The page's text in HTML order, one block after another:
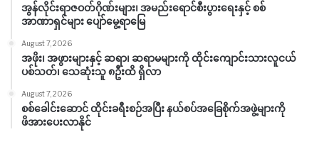
အွန်လိုင်းရာဇဝတ်ဂိုဏ်းများ၊ အမည်းရောင်စီးပွားရေးနှင့် စစ်
အာဏာရှင်များ ပျော်မွေ့ရာမြေ
August 7, 2026
အဖိုး၊ အဖွားများနှင့် ဆရာ၊ ဆရာမများကို ထိုင်းကျောင်းသားလူငယ်
ပစ်သတ်၊ သေဆုံးသူ ၈ဦးထိ ရှိလာ
August 7, 2026
စစ်ခေါင်းဆောင် ထိုင်းခရီးစဉ်အပြီး နယ်စပ်အခြေစိုက်အဖွဲ့များကို
ဖိအားပေးလာနိုင်